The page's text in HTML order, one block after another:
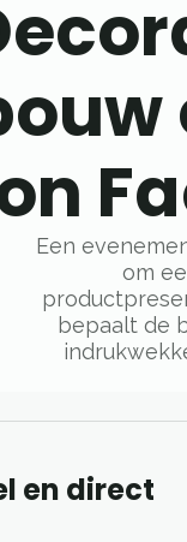
Een
om
bepaalt de
en direct